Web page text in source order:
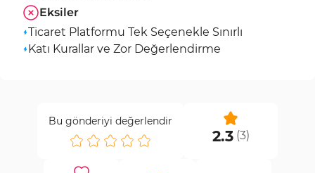
Eksiler
Ticaret Platformu Tek Seçenekle Sınırlı
Katı Kurallar ve Zor Değerlendirme
2.3 (3)
Bu gönderiyi değerlendir